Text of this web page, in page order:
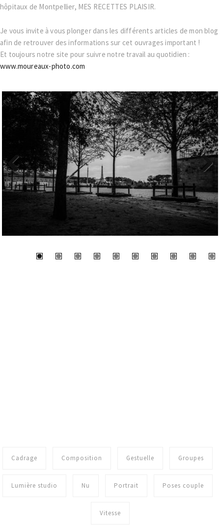
hôpitaux de Montpellier, MES RECETTES PLAISIR.
Je vous invite à vous plonger dans les différents articles de mon blog
afin de retrouver des informations sur cet ouvrages important !
Et toujours notre site pour suivre notre travail au quotidien :
www.moureaux-photo.com
Previous Next
Cadrage Composition Gestuelle Groupes
Lumière studio Nu Portrait Poses couple
Vitesse